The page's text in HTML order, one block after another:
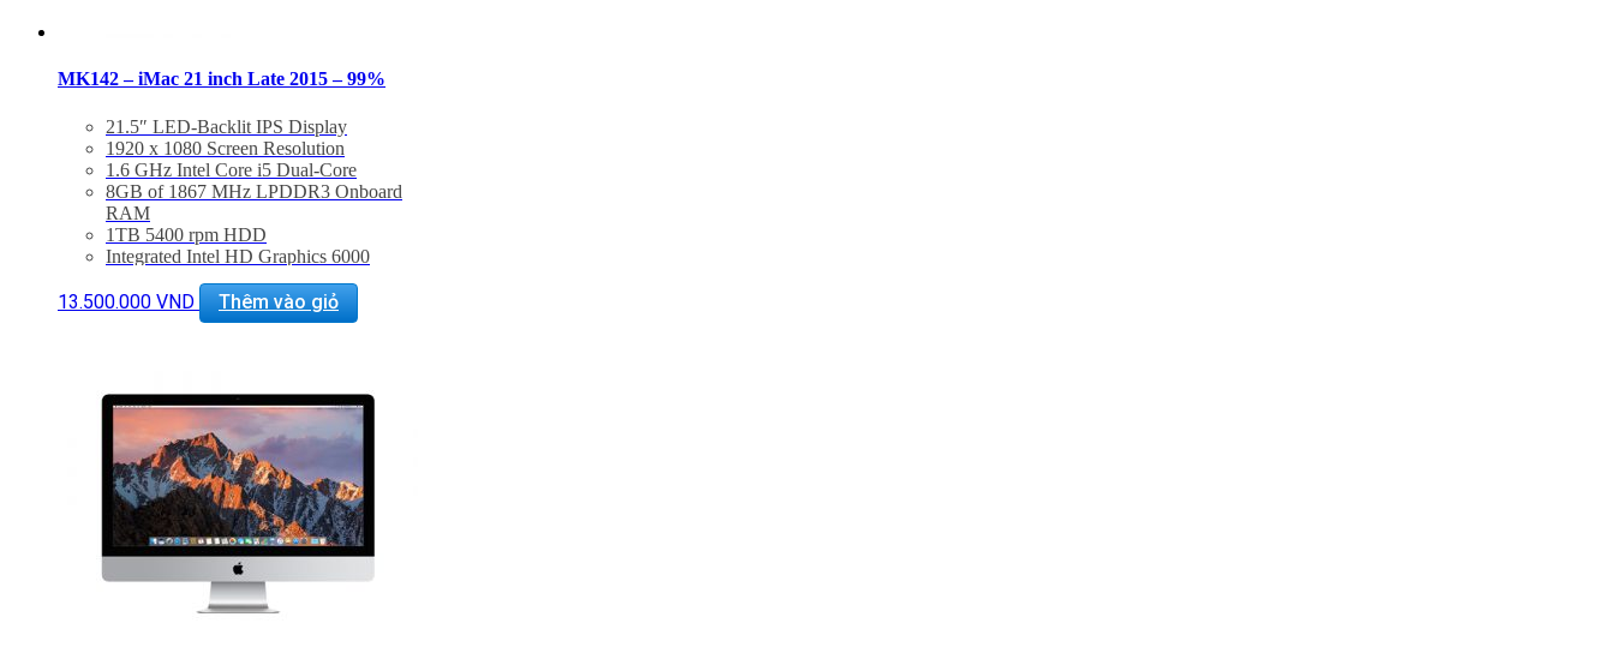
MK142 – iMac 21 inch Late 2015 – 99%
21.5″ LED-Backlit IPS Display
1920 x 1080 Screen Resolution
1.6 GHz Intel Core i5 Dual-Core
8GB of 1867 MHz LPDDR3 Onboard
RAM
1TB 5400 rpm HDD
Integrated Intel HD Graphics 6000
Thunderbolt 2 + USB 3.0
: mới 99%
13.500.000 VND Thêm vào giỏ